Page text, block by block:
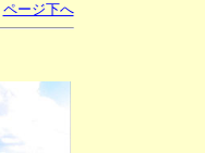
ページ下へ